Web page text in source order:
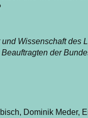
Wissenschaft des
der
Dominik Meder,